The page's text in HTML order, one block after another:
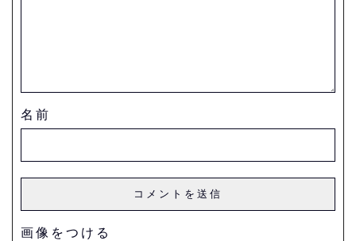
名前
画像をつける